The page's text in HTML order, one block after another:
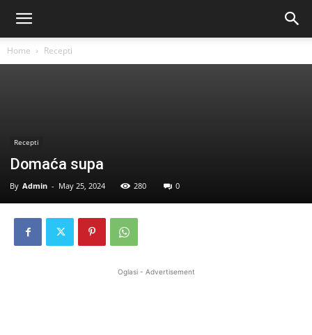
Home Recepti
Recepti
Domaća supa
By Admin - May 25, 2024 280 0
Oglasi - Advertisement